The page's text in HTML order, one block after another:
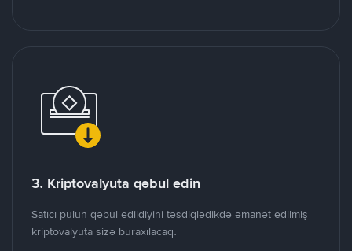
3. Kriptovalyuta qəbul edin
Satıcı pulun qəbul edildiyini təsdiqlədikdə əmanət edilmiş
kriptovalyuta sizə buraxılacaq.